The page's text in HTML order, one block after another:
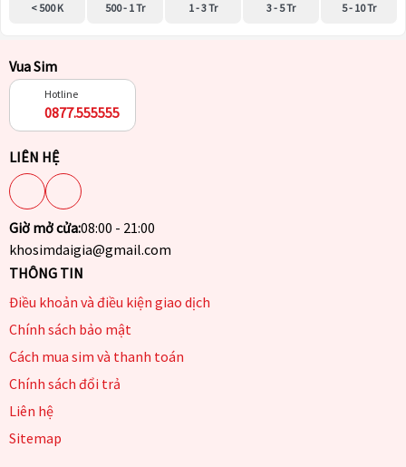
< 500 K 500 - 1 Tr 1 - 3 Tr 3 - 5 Tr 5 - 10 Tr
Vua Sim
Hotline
0877.555555
LIÊN HỆ
Giờ mở cửa:08:00 - 21:00
khosimdaigia@gmail.com
THÔNG TIN
Điều khoản và điều kiện giao dịch
Chính sách bảo mật
Cách mua sim và thanh toán
Chính sách đổi trả
Liên hệ
Sitemap